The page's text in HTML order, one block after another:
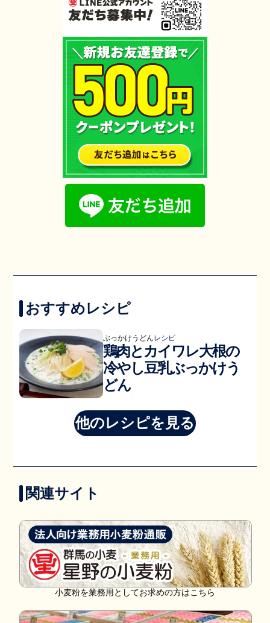
おすすめレシピ
ぶっかけうどんレシピ
鶏肉とカイワレ大根の
冷やし豆乳ぶっかけう
どん
他のレシピを見る
関連サイト
小麦粉を業務用としてお求めの方はこちら